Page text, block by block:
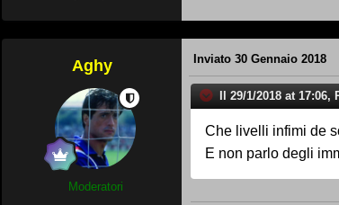
Aghy
Moderatori
Inviato 30 Gennaio 2018
Il 29/1/2018 at
Che livelli infimi de
E non parlo degli